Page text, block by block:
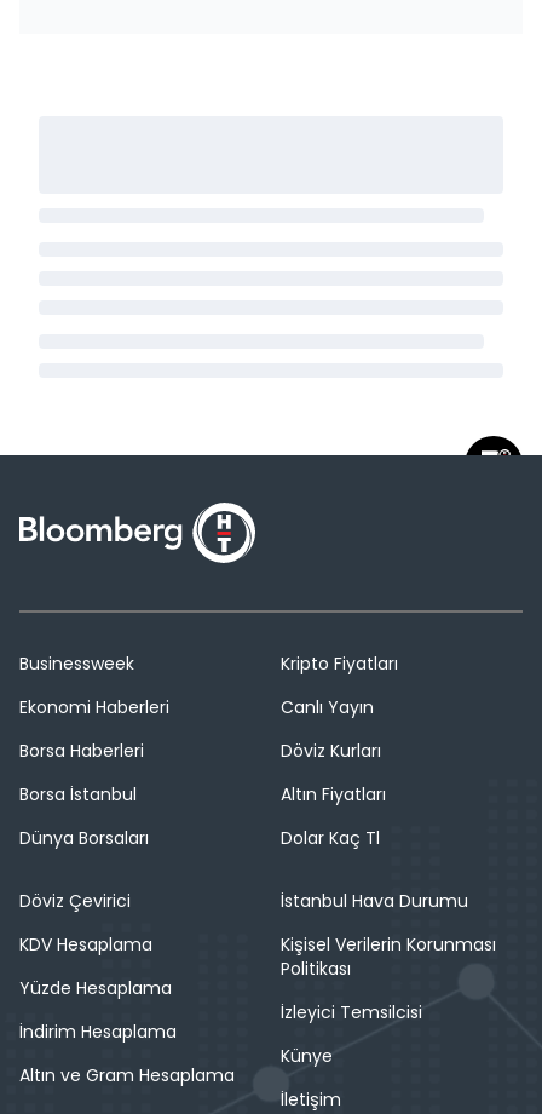
Businessweek
Ekonomi Haberleri
Borsa Haberleri
Borsa İstanbul
Dünya Borsaları
Kripto Fiyatları
Canlı Yayın
Döviz Kurları
Altın Fiyatları
Dolar Kaç Tl
Döviz Çevirici
KDV Hesaplama
Yüzde Hesaplama
İndirim Hesaplama
Altın ve Gram Hesaplama
İstanbul Hava Durumu
Kişisel Verilerin Korunması
Politikası
İzleyici Temsilcisi
Künye
İletişim